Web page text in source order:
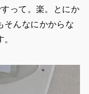
って。楽。とにか
そんなにかからな